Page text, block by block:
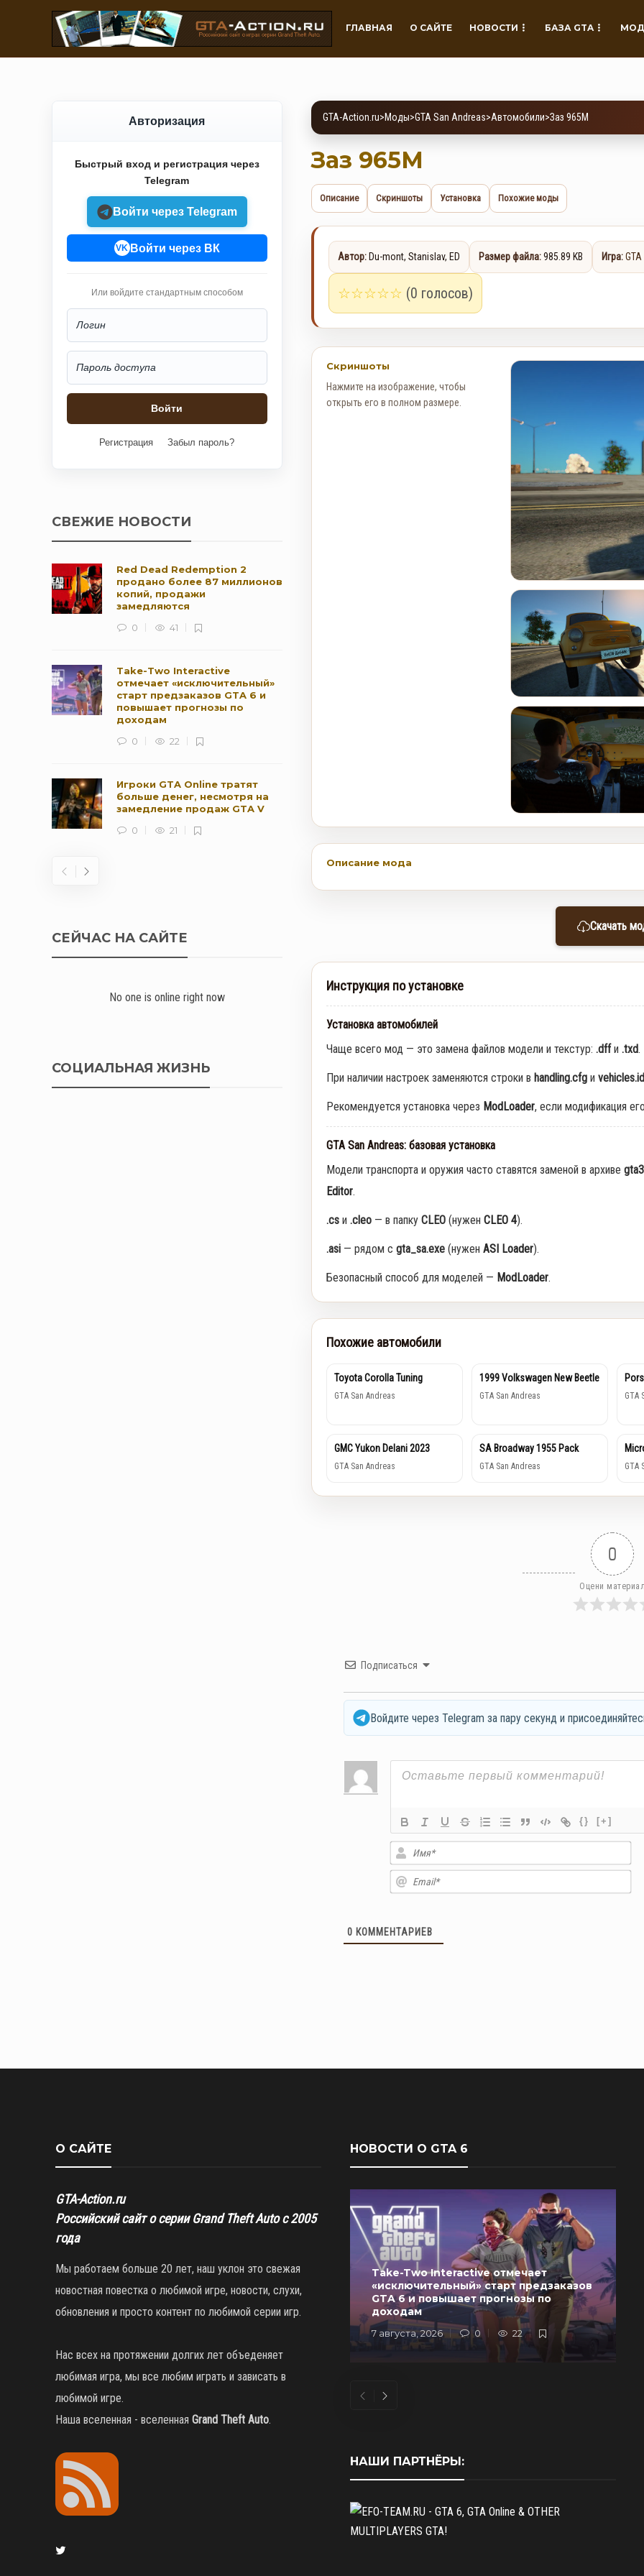
ГЛАВНАЯ О САЙТЕ НОВОСТИ БАЗА GTA
Авторизация
Быстрый вход и регистрация через
Telegram
Войти через Telegram
VK Войти через ВК
Или войдите стандартным способом
Регистрация Забыл пароль?
СВЕЖИЕ НОВОСТИ
Red Dead Redemption 2
продано более 87 миллионов
копий, продажи
замедляются
0
41
Take-Two Interactive
отмечает «исключительный»
старт предзаказов GTA 6 и
повышает прогнозы по
доходам
0
22
Игроки GTA Online тратят
больше денег, несмотря на
замедление продаж GTA V
0
21
Rockstar и Netflix представят
новый трейлер геймплея GTA
Online: Летний ограбление (6–
СЕЙЧАС НА САЙТЕ
No one is online right now
СОЦИАЛЬНАЯ ЖИЗНЬ
GTA-Action.ru>Моды>GTA San Andreas>Автомобили>Заз 965M
Заз 965M
Описание Скриншоты Установка Похожие моды
Автор:Du-mont, Stanislav, ED Размер файла:985.89 KB Игра:
☆☆☆☆☆ (0 голосов)
Скриншоты
Нажмите на изображение, чтобы
открыть его в полном размере.
Описание мода
Скачать
Инструкция по установке
Установка автомобилей
Чаще всего мод — это замена файлов модели и текстур: .dffи .txd.
При наличии настроек заменяются строки в handling.cfgи
Рекомендуется установка через ModLoader, если модификация
GTA San Andreas: базовая установка
Модели транспорта и оружия часто ставятся заменой в архиве
Editor.
.csи .cleo— в папку CLEO(нужен CLEO 4).
.asi— рядом с gta_sa.exe(нужен ASI Loader).
Безопасный способ для моделей — ModLoader.
Похожие автомобили
Toyota Corolla Tuning
GTA San Andreas
1999 Volkswagen New Beetle
GTA San Andreas GTA
GMC Yukon Delani 2023
GTA San Andreas
SA Broadway 1955 Pack
GTA San Andreas GTA
0
Оцени
Подписаться
Войдите через Telegram за пару секунд и
{} [+]
0 КОММЕНТАРИЕВ
О САЙТЕ
GTA-Action.ru
Российский сайт о серии Grand Theft Auto с 2005
года
Мы работаем больше 20 лет, наш уклон это свежая
новостная повестка о любимой игре, новости, слухи,
обновления и просто контент по любимой серии игр.
Нас всех на протяжении долгих лет объеденяет
любимая игра, мы все любим играть и зависать в
любимой игре.
Наша вселенная - вселенная Grand Theft Auto.
НОВОСТИ О GTA 6
Take-Two Interactive отмечает
«исключительный» старт предзаказов
GTA 6 и повышает прогнозы по
доходам
7 августа, 2026 0 22
НАШИ ПАРТНЁРЫ: